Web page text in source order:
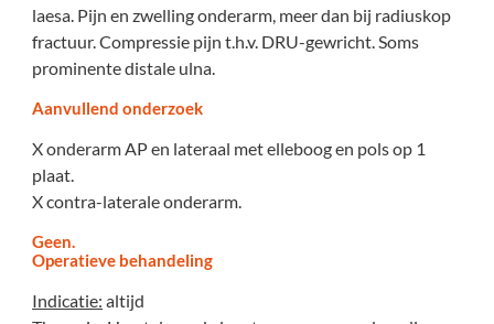
laesa. Pijn en zwelling onderarm, meer dan bij radiuskop
fractuur. Compressie pijn t.h.v. DRU-gewricht. Soms
prominente distale ulna.
Aanvullend onderzoek
X onderarm AP en lateraal met elleboog en pols op 1
plaat.
X contra-laterale onderarm.
Geen.
Operatieve behandeling
Indicatie: altijd